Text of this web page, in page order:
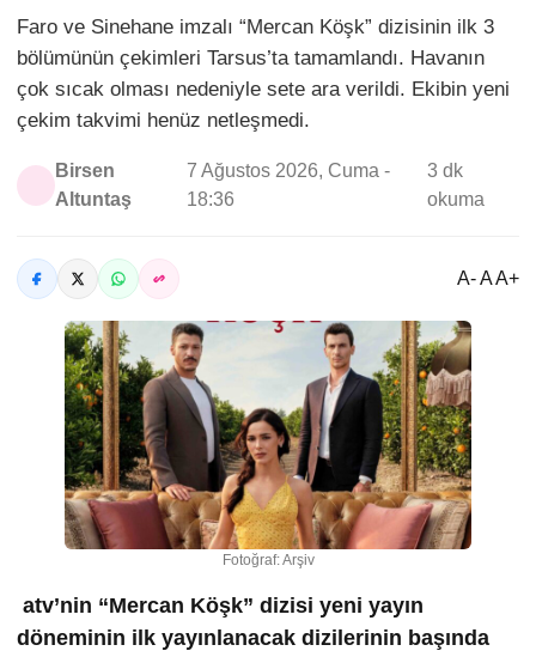
Faro ve Sinehane imzalı “Mercan Köşk” dizisinin ilk 3
bölümünün çekimleri Tarsus’ta tamamlandı. Havanın
çok sıcak olması nedeniyle sete ara verildi. Ekibin yeni
çekim takvimi henüz netleşmedi.
Birsen
Altuntaş
7 Ağustos 2026, Cuma -
18:36
3 dk
okuma
A- A A+
Fotoğraf: Arşiv
atv’nin “Mercan Köşk” dizisi yeni yayın
döneminin ilk yayınlanacak dizilerinin başında